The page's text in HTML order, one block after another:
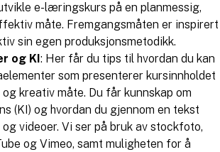
e-læringskurs på en planmessig,
måte. Fremgangsmåten er inspirert
sin egen produksjonsmetodikk.
og KI : Her får du tips til hvordan du kan
som presenterer kursinnholdet
kreativ måte. Du får kunnskap om
(KI) og hvordan du gjennom en tekst
og videoer. Vi ser på bruk av stockfoto,
og Vimeo, samt muligheten for å